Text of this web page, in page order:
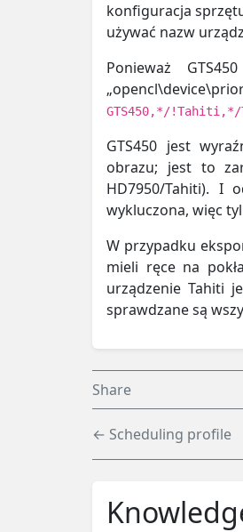
konfiguracja
używać nazw
Ponieważ
GTS450,*/
GTS450 jest
obrazu; jest to
HD7950/Tahiti). I
wykluczona, więc
W przypadku
mieli ręce na
urządzenie Tahiti
sprawdzane są
Share
← Scheduling profile